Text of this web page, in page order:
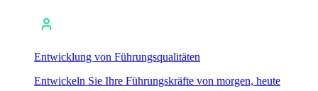
Entwicklung von Führungsqualitäten
Entwickeln Sie Ihre Führungskräfte von morgen, heute